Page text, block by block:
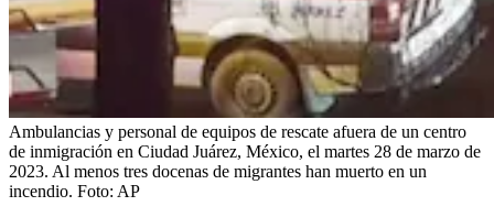
Ambulancias y personal de equipos de rescate afuera de un centro
de inmigración en Ciudad Juárez, México, el martes 28 de marzo de
2023. Al menos tres docenas de migrantes han muerto en un
incendio. Foto: AP